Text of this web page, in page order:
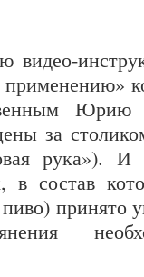
видео-
за
рука»). И
в состав
принято